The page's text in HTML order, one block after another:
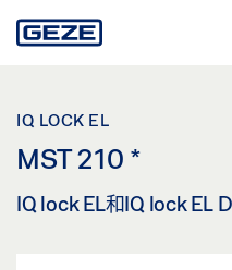
to
IQ LOCK EL
MST 210 *
IQ lock EL和IQ lock EL